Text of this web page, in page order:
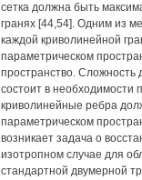
сетка должна быть
гранях [44,54]. Одним из
каждой криволинейной
параметрическом
пространство. Сложность
состоит в необходимости
криволинейные ребра
параметрическом
возникает задача о
изотропном случае для
стандартной двумерной